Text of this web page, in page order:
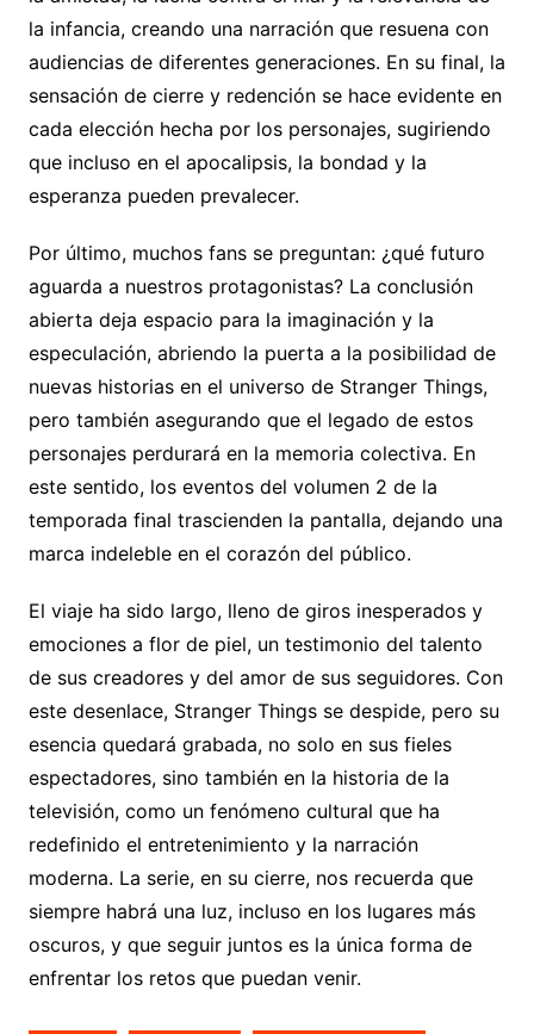
la infancia, creando una narración que resuena con
audiencias de diferentes generaciones. En su final, la
sensación de cierre y redención se hace evidente en
cada elección hecha por los personajes, sugiriendo
que incluso en el apocalipsis, la bondad y la
esperanza pueden prevalecer.
Por último, muchos fans se preguntan: ¿qué futuro
aguarda a nuestros protagonistas? La conclusión
abierta deja espacio para la imaginación y la
especulación, abriendo la puerta a la posibilidad de
nuevas historias en el universo de Stranger Things,
pero también asegurando que el legado de estos
personajes perdurará en la memoria colectiva. En
este sentido, los eventos del volumen 2 de la
temporada final trascienden la pantalla, dejando una
marca indeleble en el corazón del público.
El viaje ha sido largo, lleno de giros inesperados y
emociones a flor de piel, un testimonio del talento
de sus creadores y del amor de sus seguidores. Con
este desenlace, Stranger Things se despide, pero su
esencia quedará grabada, no solo en sus fieles
espectadores, sino también en la historia de la
televisión, como un fenómeno cultural que ha
redefinido el entretenimiento y la narración
moderna. La serie, en su cierre, nos recuerda que
siempre habrá una luz, incluso en los lugares más
oscuros, y que seguir juntos es la única forma de
enfrentar los retos que puedan venir.